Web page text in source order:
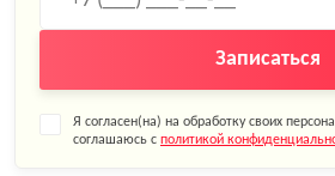
Записаться
Я согласен(на) на обработку своих
соглашаюсь с политикой